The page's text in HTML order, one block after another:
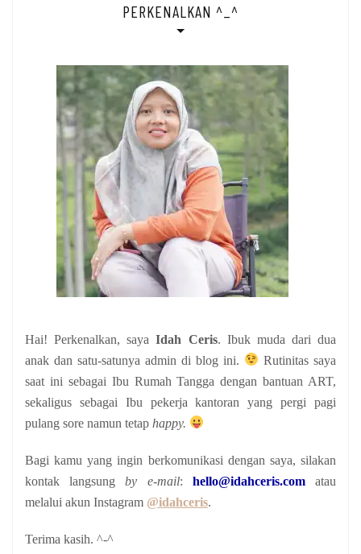
PERKENALKAN ^_^
Hai! Perkenalkan, sayaIdah Ceris. Ibuk muda dari dua
anak dan satu-satunya admin di blog ini.
Rutinitas saya
saat ini sebagai Ibu Rumah Tangga dengan bantuan ART,
sekaligus sebagai Ibu pekerja kantoran yang pergi pagi
pulang sore namun tetap happy.
Bagi kamu yang ingin berkomunikasi dengan saya, silakan
kontak langsungby e-mail: hello@idahceris.com
atau
melalui akun Instagram @idahceris.
Terima kasih. ^-^